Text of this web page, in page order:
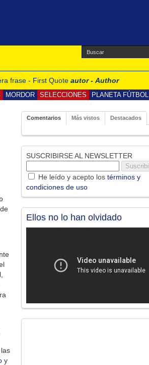
frase - First Quote autor - Author
MORDOR SELECCIONES PLANETA FÚTBOL
y
Comentarios Más vistos Destacados
SUSCRIBIRSE AL NEWSLETTER
He leído y acepto los términos y
condiciones de uso
Ellos no lo han olvidado